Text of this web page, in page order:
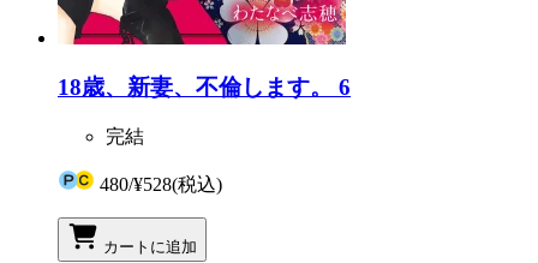
18歳、新妻、不倫します。 6
完結
480/¥528(税込)
カートに追加